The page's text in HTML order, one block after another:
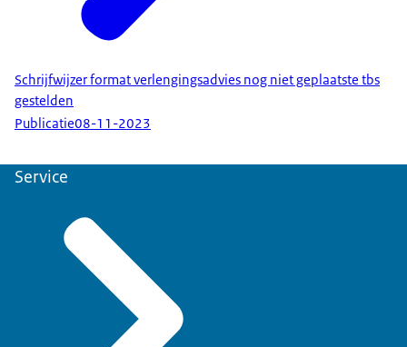
Schrijfwijzer format verlengingsadvies nog niet geplaatste tbs
gestelden
Publicatie08-11-2023
Service